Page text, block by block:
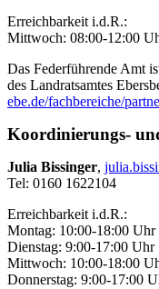
Erreichbarkeit i.d.R.:
Mittwoch: 08:00-12:00
Das Federführende Amt
des Landratsamtes
ebe.de/fachbereiche/
Koordinierungs-
Julia Bissinger,
Tel: 0160 1622104
Erreichbarkeit i.d.R.:
Montag: 10:00-18:00 Uhr
Dienstag: 9:00-17:00 Uhr
Mittwoch: 10:00-18:00
Donnerstag: 9:00-17:00